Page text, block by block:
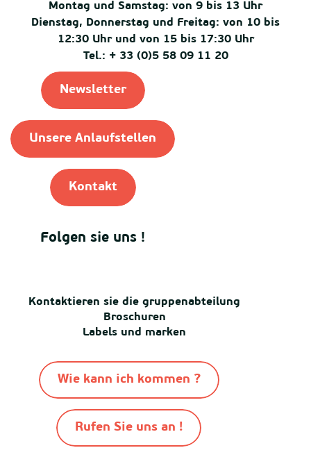
Montag und Samstag: von 9 bis 13 Uhr
Dienstag, Donnerstag und Freitag: von 10 bis
12:30 Uhr und von 15 bis 17:30 Uhr
Tel.: + 33 (0)5 58 09 11 20
Newsletter
Unsere Anlaufstellen
Kontakt
Folgen sie uns !
Kontaktieren sie die gruppenabteilung
Broschuren
Labels und marken
Wie kann ich kommen ?
Rufen Sie uns an !